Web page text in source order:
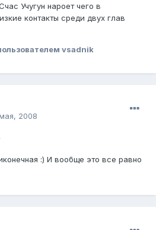
Учугун нароет чего в
контакты среди двух глав
vsadnik
2008
:) И вообще это все равно